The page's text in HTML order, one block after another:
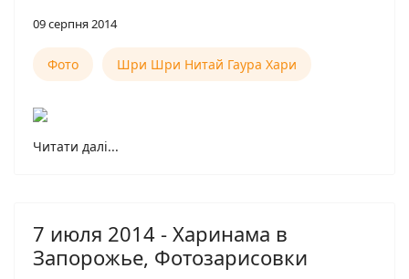
09 серпня 2014
Фото Шри Шри Нитай Гаура Хари
Читати далі...
7 июля 2014 - Харинама в
Запорожье, Фотозарисовки